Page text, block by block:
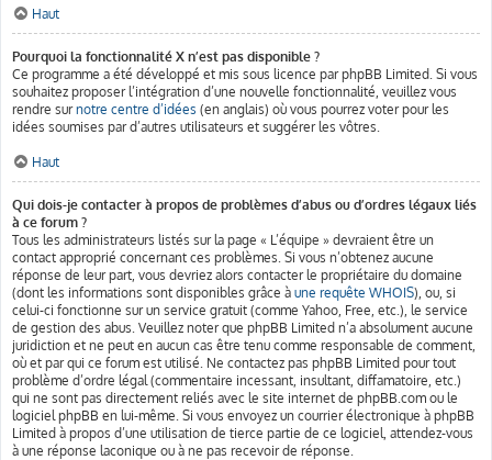
Haut
Pourquoi la fonctionnalité X n’est pas disponible ?
Ce programme a été développé et mis sous licence par phpBB Limited. Si vous
souhaitez proposer l’intégration d’une nouvelle fonctionnalité, veuillez vous
rendre surnotre centre d’idées (en anglais) où vous pourrez voter pour les
idées soumises par d’autres utilisateurs et suggérer les vôtres.
Haut
Qui dois-je contacter à propos de problèmes d’abus ou d’ordres légaux liés
à ce forum ?
Tous les administrateurs listés sur la page « L’équipe » devraient être un
contact approprié concernant ces problèmes. Si vous n’obtenez aucune
réponse de leur part, vous devriez alors contacter le propriétaire du domaine
(dont les informations sont disponibles grâce à une requête WHOIS), ou, si
celui-ci fonctionne sur un service gratuit (comme Yahoo, Free, etc.), le service
de gestion des abus. Veuillez noter que phpBB Limited n’a absolument aucune
juridiction et ne peut en aucun cas être tenu comme responsable de comment,
où et par qui ce forum est utilisé. Ne contactez pas phpBB Limited pour tout
problème d’ordre légal (commentaire incessant, insultant, diffamatoire, etc.)
qui ne sont pas directement reliés avec le site internet de phpBB.com ou le
logiciel phpBB en lui-même. Si vous envoyez un courrier électronique à phpBB
Limited à propos d’une utilisation de tierce partie de ce logiciel, attendez-vous
à une réponse laconique ou à ne pas recevoir de réponse.